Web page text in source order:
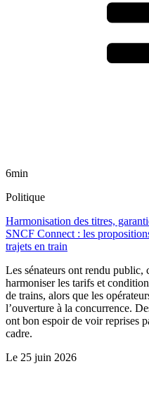
6min
Politique
Harmonisation des titres,
SNCF Connect : les
trajets en train
Les sénateurs ont rendu
harmoniser les tarifs et
de trains, alors que les
l’ouverture à la concurrence.
ont bon espoir de voir reprises
cadre.
Le 25 juin 2026